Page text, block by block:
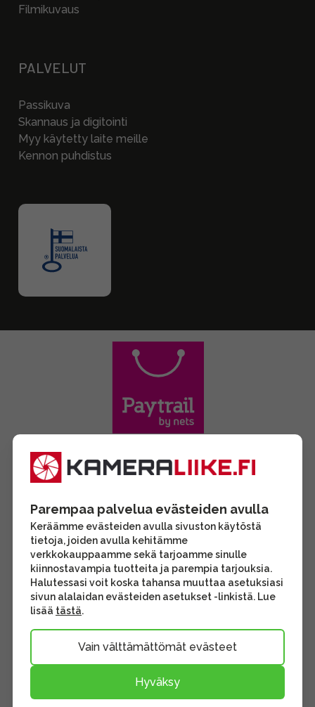
Filmikuvaus
PALVELUT
Passikuva
Skannaus ja digitointi
Myy käytetty laite meille
Kennon puhdistus
Parempaa palvelua evästeiden avulla
Keräämme evästeiden avulla sivuston käytöstä
tietoja, joiden avulla kehitämme
verkkokauppaamme sekä tarjoamme sinulle
kiinnostavampia tuotteita ja parempia tarjouksia.
Halutessasi voit koska tahansa muuttaa asetuksiasi
sivun alalaidan evästeiden asetukset -linkistä. Lue
lisää tästä.
Vain välttämättömät evästeet
Hyväksy